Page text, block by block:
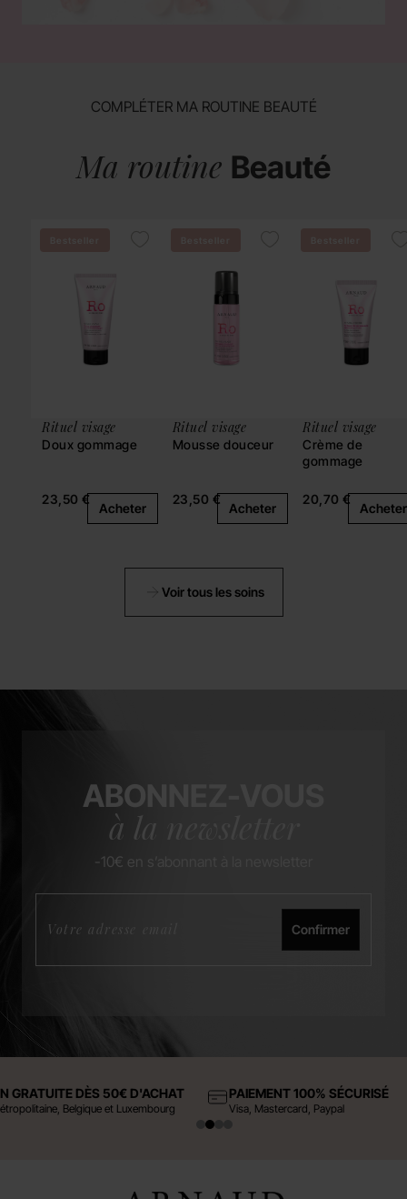
COMPLÉTER MA ROUTINE BEAUTÉ
Ma routine Beauté
Rituel visage
Doux gommage
23,50 €
Acheter
Rituel visage
Mousse douceur
23,50 €
Acheter
Rituel visage
Crème de
gommage
20,70 €
Acheter
Voir tous les soins
ABONNEZ-VOUS
à la newsletter
-10€ en s’abonnant à la newsletter
Confirmer
GRATUITE DÈS 50€ D'ACHAT
Belgique et Luxembourg
PAIEMENT 100% SÉCURISÉ
Visa, Mastercard, Paypal